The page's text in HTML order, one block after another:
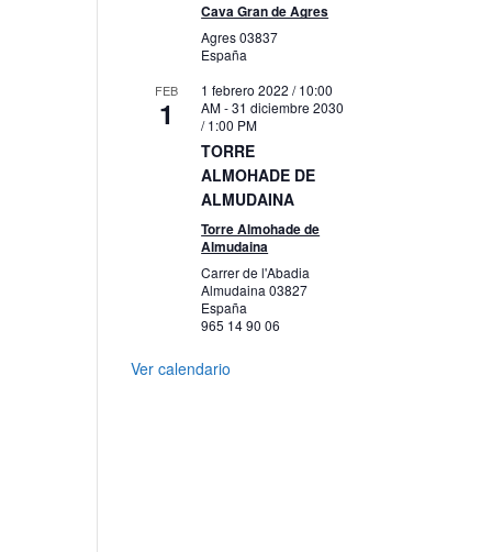
Cava Gran de Agres
Agres03837
España
FEB
1
1 febrero 2022 / 10:00
AM-31 diciembre 2030
/ 1:00 PM
TORRE
ALMOHADE DE
ALMUDAINA
Torre Almohade de
Almudaina
Carrer de l'Abadia
Almudaina03827
España
965 14 90 06
Ver calendario